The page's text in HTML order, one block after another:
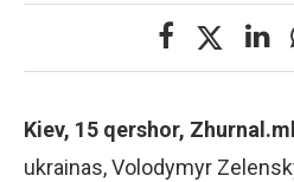
Kiev, 15 qershor,
ukrainas, Volodymyr